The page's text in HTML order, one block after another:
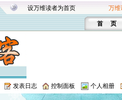
设万维读者为首页 万维
首 页
发表日志 控制面板 个人相册